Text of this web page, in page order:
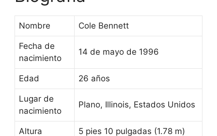
Nombre Cole Bennett
Fecha de
nacimiento
14 de mayo de 1996
Edad 26 años
Lugar de
nacimiento
Plano, Illinois, Estados Unidos
Altura 5 pies 10 pulgadas (1.78 m)